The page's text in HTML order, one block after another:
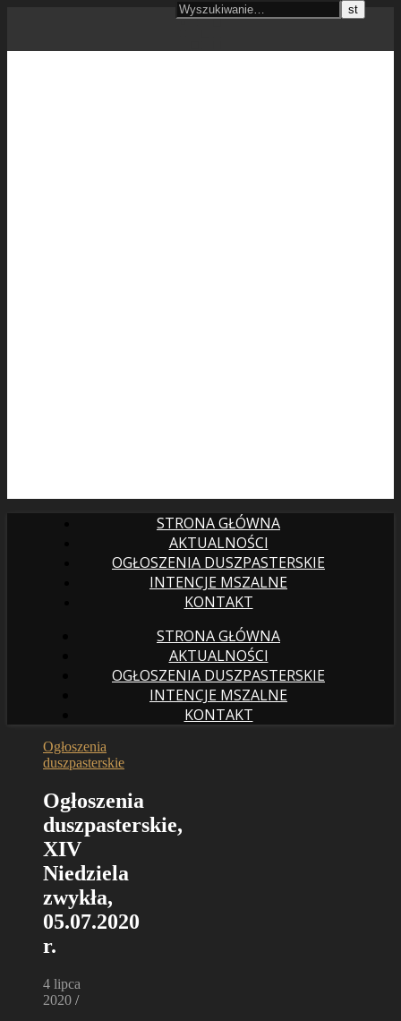
STRONA GŁÓWNA
AKTUALNOŚCI
OGŁOSZENIA DUSZPASTERSKIE
INTENCJE MSZALNE
KONTAKT
STRONA GŁÓWNA
AKTUALNOŚCI
OGŁOSZENIA DUSZPASTERSKIE
INTENCJE MSZALNE
KONTAKT
Ogłoszenia
duszpasterskie
Ogłoszenia
duszpasterskie,
XIV
Niedziela
zwykła,
05.07.2020
r.
4 lipca
2020 /